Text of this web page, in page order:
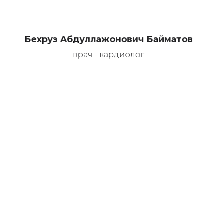
Бехруз Абдуллажонович Байматов
врач - кардиолог